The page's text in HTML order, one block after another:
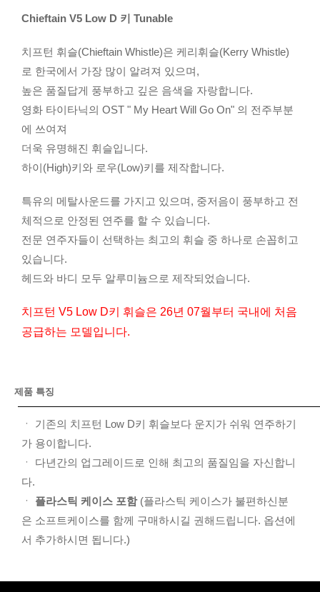
Chieftain V5 Low D 키 Tunable
치프턴 휘슬(Chieftain Whistle)은 케리휘슬(Kerry Whistle)
로 한국에서 가장 많이 알려져 있으며,
높은 품질답게 풍부하고 깊은 음색을 자랑합니다.
영화 타이타닉의 OST " My Heart Will Go On" 의 전주부분
에 쓰여져
더욱 유명해진 휘슬입니다.
하이(High)키와 로우(Low)키를 제작합니다.
특유의 메탈사운드를 가지고 있으며, 중저음이 풍부하고 전
체적으로 안정된 연주를 할 수 있습니다.
전문 연주자들이 선택하는 최고의 휘슬 중 하나로 손꼽히고
있습니다.
헤드와 바디 모두 알루미늄으로 제작되었습니다.
치프턴 V5 Low D키 휘슬은 26년 07월부터 국내에 처음
공급하는 모델입니다.
제품 특징
ㆍ 기존의 치프턴 Low D키 휘슬보다 운지가 쉬워 연주하기
가 용이합니다.
ㆍ 다년간의 업그레이드로 인해 최고의 품질임을 자신합니
다.
ㆍ 플라스틱 케이스 포함 (플라스틱 케이스가 불편하신분
은 소프트케이스를 함께 구매하시길 권해드립니다. 옵션에
서 추가하시면 됩니다.)